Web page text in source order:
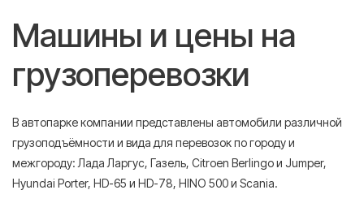
Машины и цены на
грузоперевозки
В автопарке компании представлены автомобили различной
грузоподъёмности и вида для перевозок по городу и
межгороду: Лада Ларгус, Газель, Citroen Berlingo и Jumper,
Hyundai Porter, HD-65 и HD-78, HINO 500 и Scania.